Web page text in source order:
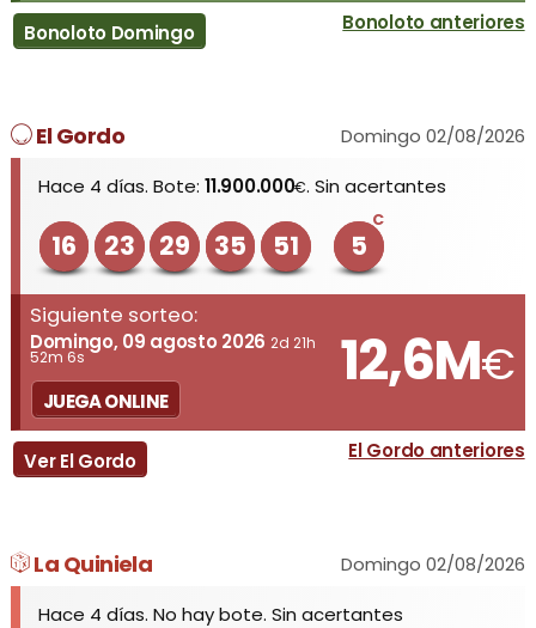
Bonoloto Domingo Bonoloto anteriores
El Gordo
Domingo 02/08/2026
Hace 4 días. Bote:11.900.000€. Sin acertantes
16 23 29 35 51
C
5
Siguiente sorteo:
Domingo, 09 agosto 2026 2d 21h
52m 6s
JUEGA ONLINE
12,6M€
Ver El Gordo El Gordo anteriores
La Quiniela
Domingo 02/08/2026
Hace 4 días. No hay bote. Sin acertantes